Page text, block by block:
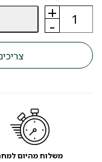
-
כמות
חטיף
כלבים
דוג
פסט
Dog
+
משלוח מהיום